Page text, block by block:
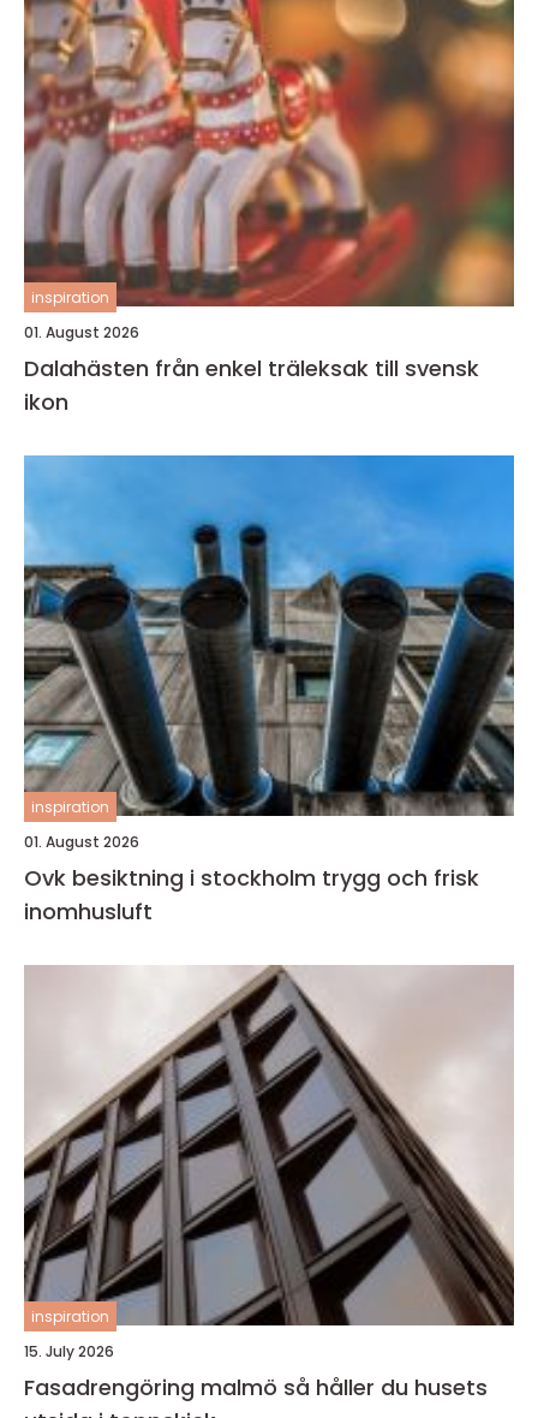
inspiration
01. August 2026
Dalahästen från enkel träleksak till svensk
ikon
inspiration
01. August 2026
Ovk besiktning i stockholm trygg och frisk
inomhusluft
inspiration
15. July 2026
Fasadrengöring malmö så håller du husets